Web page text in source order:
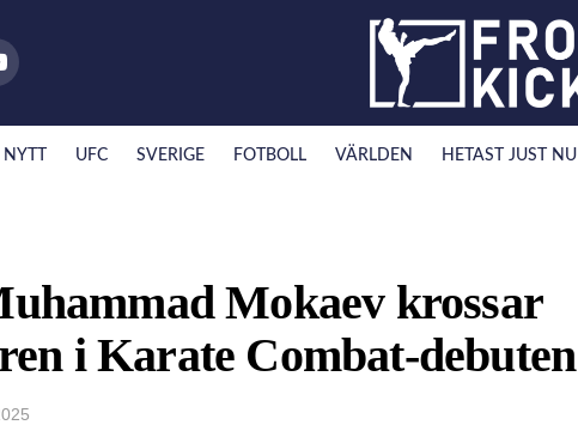
NYTT UFC SVERIGE FOTBOLL VÄRLDEN HETAST JUST NU
Mokaev krossar
i Karate Combat-debuten